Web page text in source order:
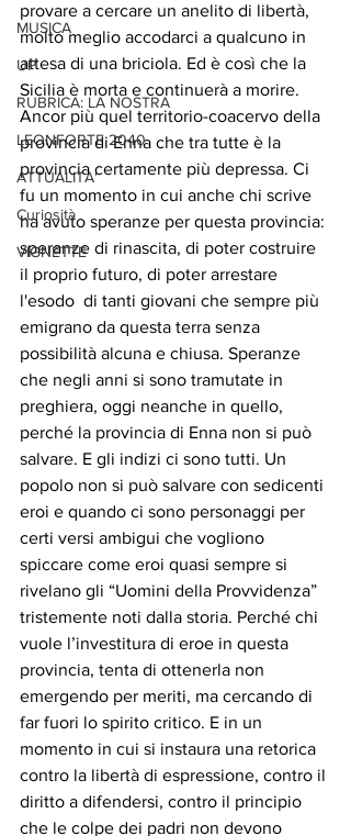
MUSICA
UP
RUBRICA: LA NOSTRA
LEONFORTE 2040
ATTUALITA'
Curiosità
VIGNETTE
provare a cercare un anelito di libertà,
molto meglio accodarci a qualcuno in
attesa di una briciola. Ed è così che la
Sicilia è morta e continuerà a morire.
Ancor più quel territorio-coacervo della
provincia di Enna che tra tutte è la
provincia certamente più depressa. Ci
fu un momento in cui anche chi scrive
ha avuto speranze per questa provincia:
speranze di rinascita, di poter costruire
il proprio futuro, di poter arrestare
l'esodo  di tanti giovani che sempre più
emigrano da questa terra senza
possibilità alcuna e chiusa. Speranze
che negli anni si sono tramutate in
preghiera, oggi neanche in quello,
perché la provincia di Enna non si può
salvare. E gli indizi ci sono tutti. Un
popolo non si può salvare con sedicenti
eroi e quando ci sono personaggi per
certi versi ambigui che vogliono
spiccare come eroi quasi sempre si
rivelano gli “Uomini della Provvidenza”
tristemente noti dalla storia. Perché chi
vuole l’investitura di eroe in questa
provincia, tenta di ottenerla non
emergendo per meriti, ma cercando di
far fuori lo spirito critico. E in un
momento in cui si instaura una retorica
contro la libertà di espressione, contro il
diritto a difendersi, contro il principio
che le colpe dei padri non devono